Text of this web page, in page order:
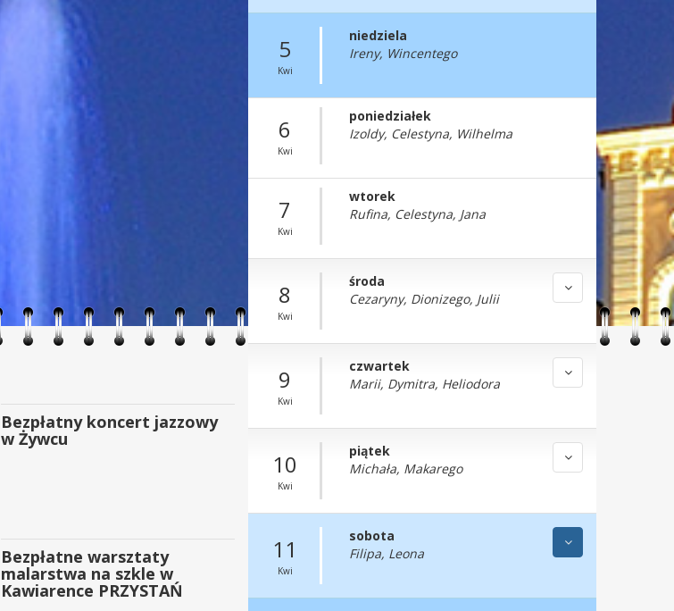
Bezpłatny koncert jazzowy
w Żywcu
Bezpłatne warsztaty
malarstwa na szkle w
Kawiarence PRZYSTAŃ
5
Kwi
niedziela
Ireny, Wincentego
6
Kwi
poniedziałek
Izoldy, Celestyna, Wilhelma
7
Kwi
wtorek
Rufina, Celestyna, Jana
8
Kwi
środa
Cezaryny, Dionizego, Julii
9
Kwi
czwartek
Marii, Dymitra, Heliodora
10
Kwi
piątek
Michała, Makarego
11
Kwi
sobota
Filipa, Leona